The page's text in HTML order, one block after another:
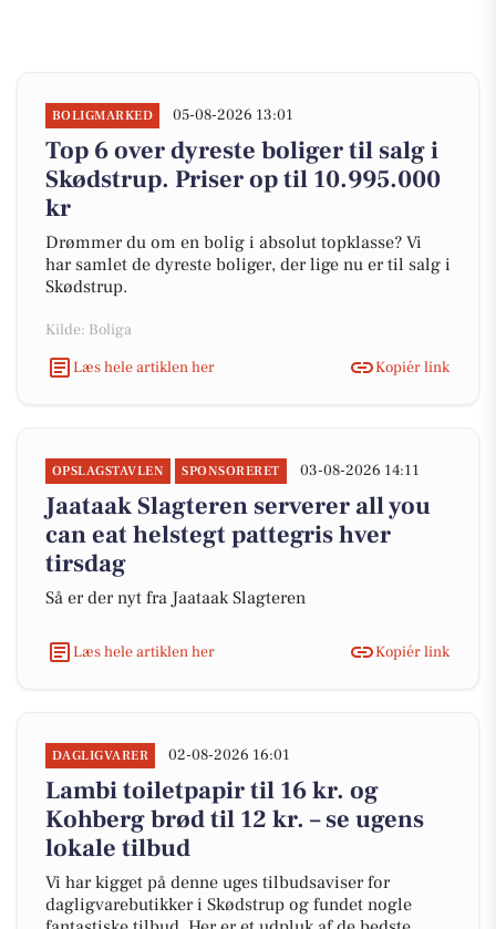
BOLIGMARKED 05-08-2026 13:01
Top 6 over dyreste boliger til salg i
Skødstrup. Priser op til 10.995.000
kr
Drømmer du om en bolig i absolut topklasse? Vi
har samlet de dyreste boliger, der lige nu er til salg i
Skødstrup.
Kilde: Boliga
Læs hele artiklen her
Kopiér link
OPSLAGSTAVLEN SPONSORERET 03-08-2026 14:11
Jaataak Slagteren serverer all you
can eat helstegt pattegris hver
tirsdag
Så er der nyt fra Jaataak Slagteren
Læs hele artiklen her Kopiér link
DAGLIGVARER 02-08-2026 16:01
Lambi toiletpapir til 16 kr. og
Kohberg brød til 12 kr. – se ugens
lokale tilbud
Vi har kigget på denne uges tilbudsaviser for
dagligvarebutikker i Skødstrup og fundet nogle